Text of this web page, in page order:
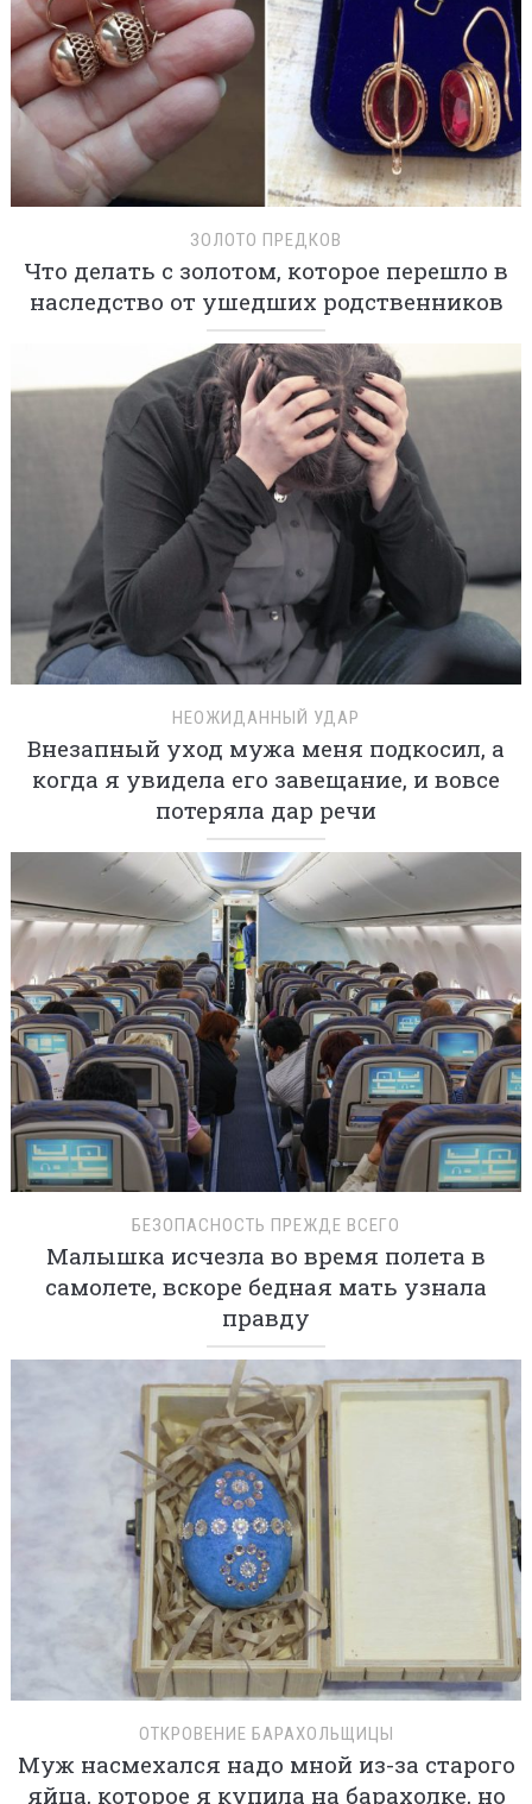
ЗОЛОТО ПРЕДКОВ
Что делать с золотом, которое перешло в
наследство от ушедших родственников
НЕОЖИДАННЫЙ УДАР
Внезапный уход мужа меня подкосил, а
когда я увидела его завещание, и вовсе
потеряла дар речи
БЕЗОПАСНОСТЬ ПРЕЖДЕ ВСЕГО
Малышка исчезла во время полета в
самолете, вскоре бедная мать узнала
правду
ОТКРОВЕНИЕ БАРАХОЛЬЩИЦЫ
Муж насмехался надо мной из-за старого
яйца, которое я купила на барахолке, но